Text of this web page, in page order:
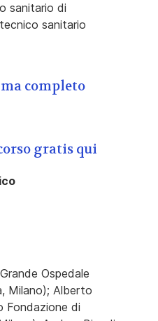
sanitario di
sanitario
completo
gratis qui
Ospedale
Milano); Alberto
Fondazione di